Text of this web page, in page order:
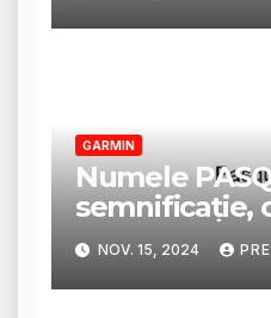
GARMIN
Numele
semnificație,
trăsături și
NOV. 15, 2024